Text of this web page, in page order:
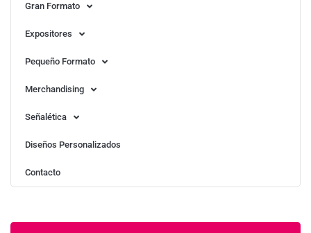
Gran Formato
Expositores
Pequeño Formato
Merchandising
Señalética
Diseños Personalizados
Contacto